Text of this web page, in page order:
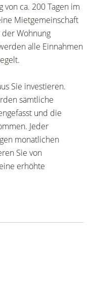
von ca. 200 Tagen im
Mietgemeinschaft
Wohnung
alle Einnahmen
Sie investieren.
sämtliche
und die
Jeder
monatlichen
Sie von
erhöhte